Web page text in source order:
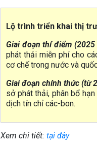
Lộ trình triển khai thị
Giai đoạn thí điểm
phát thải miễn phí cho
cơ chế trong nước và
Giai đoạn chính thức (từ
sở phát thải, phân bổ
dịch tín chỉ các-bon.
Xem chi tiết: tại đây